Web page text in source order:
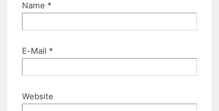
Name *
E-Mail *
Website